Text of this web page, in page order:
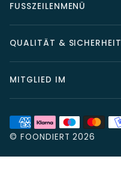
FUSSZEILENMENÜ
QUALITÄT & SICHERHEIT
MITGLIED IM
© FOONDIERT 2026